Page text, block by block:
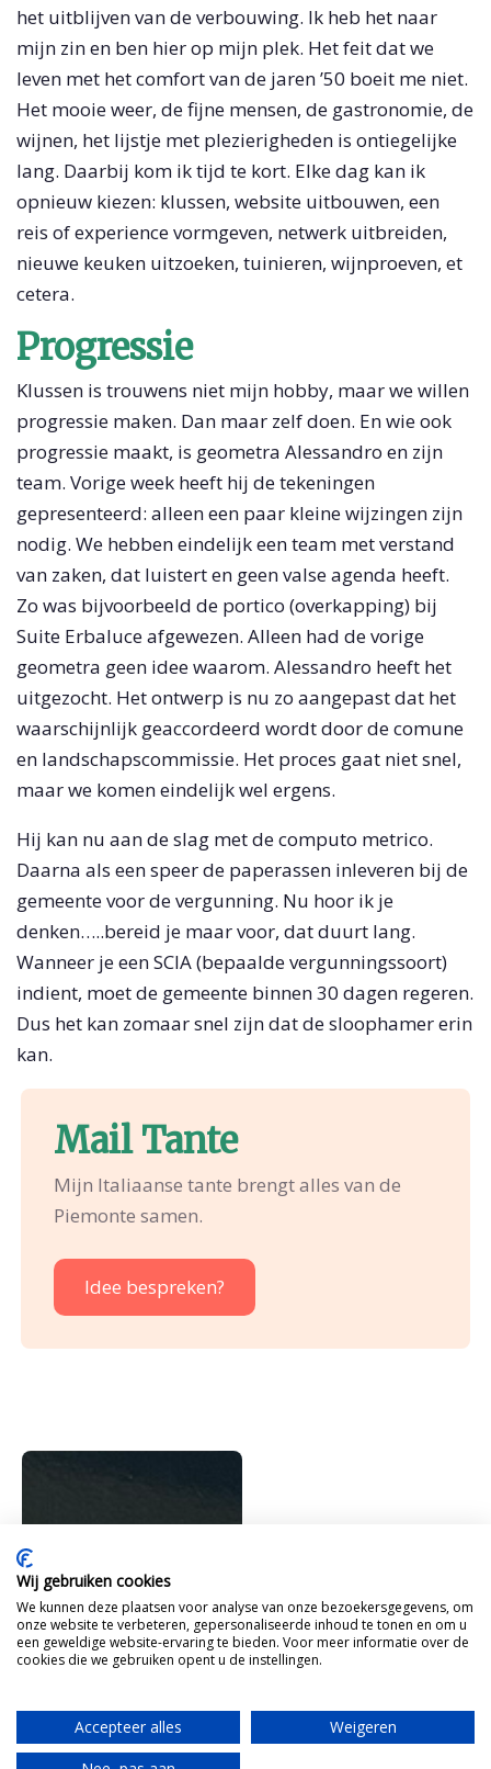
het uitblijven van de verbouwing. Ik heb het naar
mijn zin en ben hier op mijn plek. Het feit dat we
leven met het comfort van de jaren ’50 boeit me niet.
Het mooie weer, de fijne mensen, de gastronomie, de
wijnen, het lijstje met plezierigheden is ontiegelijke
lang. Daarbij kom ik tijd te kort. Elke dag kan ik
opnieuw kiezen: klussen, website uitbouwen, een
reis of experience vormgeven, netwerk uitbreiden,
nieuwe keuken uitzoeken, tuinieren, wijnproeven, et
cetera.
Progressie
Klussen is trouwens niet mijn hobby, maar we willen
progressie maken. Dan maar zelf doen. En wie ook
progressie maakt, is geometra Alessandro en zijn
team. Vorige week heeft hij de tekeningen
gepresenteerd: alleen een paar kleine wijzingen zijn
nodig. We hebben eindelijk een team met verstand
van zaken, dat luistert en geen valse agenda heeft.
Zo was bijvoorbeeld de portico (overkapping) bij
Suite Erbaluce afgewezen. Alleen had de vorige
geometra geen idee waarom. Alessandro heeft het
uitgezocht. Het ontwerp is nu zo aangepast dat het
waarschijnlijk geaccordeerd wordt door de comune
en landschapscommissie. Het proces gaat niet snel,
maar we komen eindelijk wel ergens.
Hij kan nu aan de slag met de computo metrico.
Daarna als een speer de paperassen inleveren bij de
gemeente voor de vergunning. Nu hoor ik je
denken…..bereid je maar voor, dat duurt lang.
Wanneer je een SCIA (bepaalde vergunningssoort)
indient, moet de gemeente binnen 30 dagen regeren.
Dus het kan zomaar snel zijn dat de sloophamer erin
kan.
Mail Tante
Mijn Italiaanse tante brengt alles van de
Piemonte samen.
Idee bespreken?
Wij gebruiken cookies
We kunnen deze plaatsen voor analyse van onze bezoekersgegevens, om
onze website te verbeteren, gepersonaliseerde inhoud te tonen en om u
een geweldige website-ervaring te bieden. Voor meer informatie over de
cookies die we gebruiken opent u de instellingen.
Accepteer alles
Weigeren